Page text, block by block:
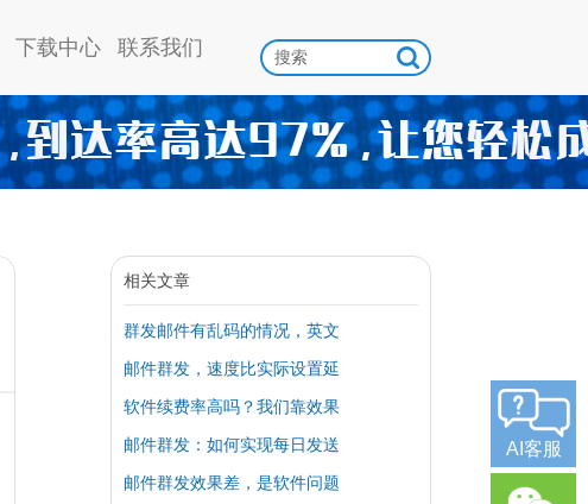
下载中心 联系我们
相关文章
群发邮件有乱码的情况，英文
邮件群发，速度比实际设置延
软件续费率高吗？我们靠效果
邮件群发：如何实现每日发送
邮件群发效果差，是软件问题
AI客服